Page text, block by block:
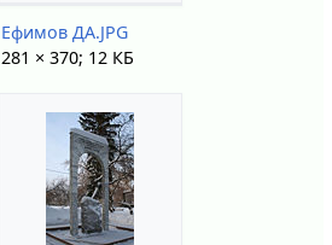
Ефимов ДА.JPG
281 × 370; 12 КБ